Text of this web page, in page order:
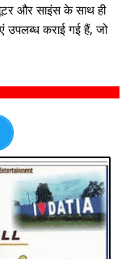
और साइंस के साथ ही
उपलब्ध कराई गई हैं, जो